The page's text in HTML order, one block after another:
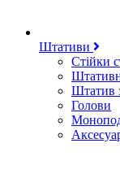
Штативи
Стійки
Штатив
Голови